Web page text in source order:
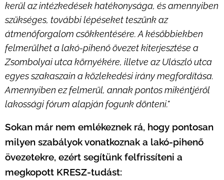
kerül az intézkedések hatékonysága, és amennyiben
szükséges, további lépéseket teszünk az
átmenőforgalom csökkentésére. A későbbiekben
felmerülhet a lakó-pihenő övezet kiterjesztése a
Zsombolyai utca környékére, illetve az Ulászló utca
egyes szakaszain a közlekedési irány megfordítása.
Amennyiben ez felmerül, annak pontos mikéntjéről
lakossági fórum alapján fogunk dönteni."
Sokan már nem emlékeznek rá, hogy pontosan
milyen szabályok vonatkoznak a lakó-pihenő
övezetekre, ezért segítünk felfrissíteni a
megkopott KRESZ-tudást: